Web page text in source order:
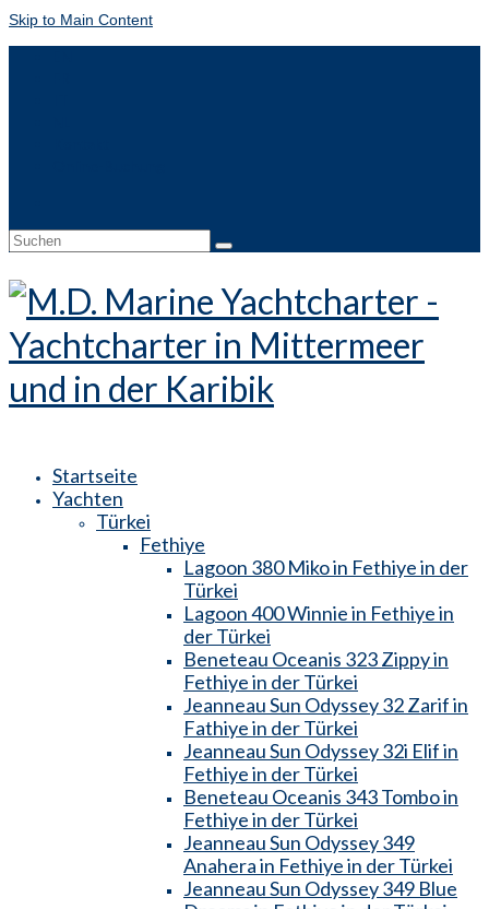
Skip to Main Content
Suche
Startseite
Yachten
Türkei
Fethiye
Lagoon 380 Miko in Fethiye in der
Türkei
Lagoon 400 Winnie in Fethiye in
der Türkei
Beneteau Oceanis 323 Zippy in
Fethiye in der Türkei
Jeanneau Sun Odyssey 32 Zarif in
Fathiye in der Türkei
Jeanneau Sun Odyssey 32i Elif in
Fethiye in der Türkei
Beneteau Oceanis 343 Tombo in
Fethiye in der Türkei
Jeanneau Sun Odyssey 349
Anahera in Fethiye in der Türkei
Jeanneau Sun Odyssey 349 Blue